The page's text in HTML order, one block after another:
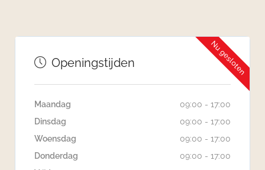
Nu gesloten
Openingstijden
Maandag
09:00 - 17:00
Dinsdag
09:00 - 17:00
Woensdag
09:00 - 17:00
Donderdag
09:00 - 17:00